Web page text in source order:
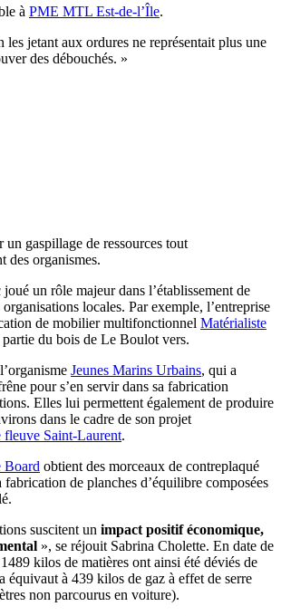
à PME MTL Est-de-l’Île.
les jetant aux ordures ne représentait plus une
des débouchés. »
un gaspillage de ressources tout
des organismes.
un rôle majeur dans l’établissement de
locales. Par exemple, l’entreprise
de mobilier multifonctionnel Matérialiste
du bois de Le Boulot vers.
Jeunes Marins Urbains, qui a
pour s’en servir dans sa fabrication
Elles lui permettent également de produire
dans le cadre de son projet
fleuve Saint-Laurent.
Board obtient des morceaux de contreplaqué
fabrication de planches d’équilibre composées
suscitent un impact positif économique,
», se réjouit Sabrina Cholette. En date de
kilos de matières ont ainsi été déviés de
équivaut à 439 kilos de gaz à effet de serre
non parcourus en voiture).